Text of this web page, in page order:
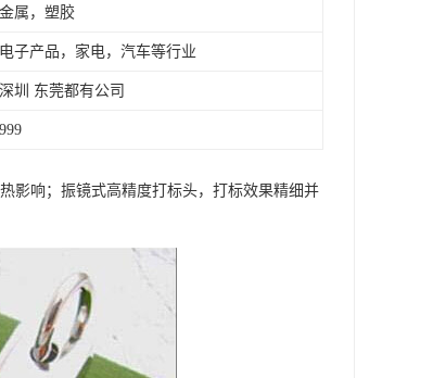
金属，塑胶
电子产品，家电，汽车等行业
深圳 东莞都有公司
999
影响；振镜式高精度打标头，打标效果精细并